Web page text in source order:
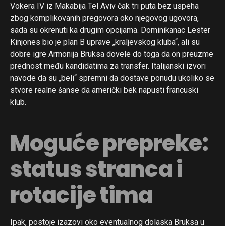
Vokera IV iz Makabija Tel Aviv čak tri puta bez uspeha
zbog komplikovanih pregovora oko njegovog ugovora,
sada su okrenuti ka drugim opcijama. Dominikanac Lester
Kinjones bio je plan B uprave „kraljevskog kluba“, ali su
dobre igre Armonija Bruksa dovele do toga da on preuzme
prednost među kandidatima za transfer. Italijanski izvori
navode da su „beli“ spremni da dostave ponudu ukoliko se
stvore realne šanse da američki bek napusti francuski
klub.
Moguće prepreke:
status stranca i
rotacije tima
Ipak, postoje izazovi oko eventualnog dolaska Bruksa u